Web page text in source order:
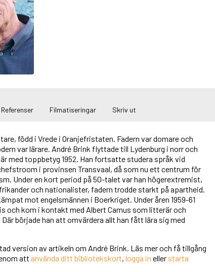
Referenser Filmatiseringar Skriv ut
född i Vrede i Oranjefristaten. Fadern var domare och
var lärare. André Brink flyttade till Lydenburg i norr och
med toppbetyg 1952. Han fortsatte studera språk vid
i provinsen Transvaal, då som nu ett centrum för
Under en kort period på 50-talet var han högerextremist,
och nationalister, fadern trodde starkt på apartheid.
mot engelsmännen i Boerkriget. Under åren 1959-61
och kom i kontakt med Albert Camus som litterär och
började han att omvärdera allt han fått lära sig med
version av artikeln om André Brink. Läs mer och få tillgång
att använda ditt bibliotekskort, logga in eller starta